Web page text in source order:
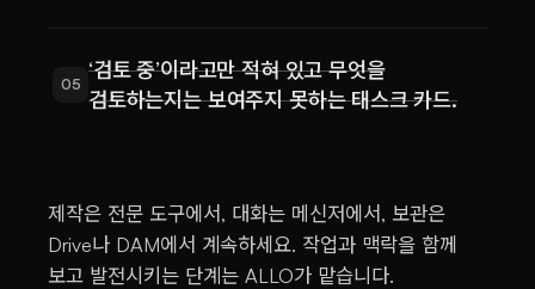
05
‘검토 중’이라고만 적혀 있고 무엇을
검토하는지는 보여주지 못하는 태스크 카드.
제작은 전문 도구에서, 대화는 메신저에서, 보관은
Drive나 DAM에서 계속하세요. 작업과 맥락을 함께
보고 발전시키는 단계는 ALLO가 맡습니다.